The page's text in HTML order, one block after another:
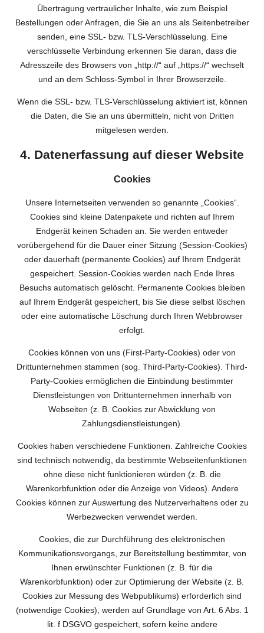
Übertragung vertraulicher Inhalte, wie zum Beispiel
Bestellungen oder Anfragen, die Sie an uns als Seitenbetreiber
senden, eine SSL- bzw. TLS-Verschlüsselung. Eine
verschlüsselte Verbindung erkennen Sie daran, dass die
Adresszeile des Browsers von „http://“ auf „https://“ wechselt
und an dem Schloss-Symbol in Ihrer Browserzeile.
Wenn die SSL- bzw. TLS-Verschlüsselung aktiviert ist, können
die Daten, die Sie an uns übermitteln, nicht von Dritten
mitgelesen werden.
4. Datenerfassung auf dieser Website
Cookies
Unsere Internetseiten verwenden so genannte „Cookies“.
Cookies sind kleine Datenpakete und richten auf Ihrem
Endgerät keinen Schaden an. Sie werden entweder
vorübergehend für die Dauer einer Sitzung (Session-Cookies)
oder dauerhaft (permanente Cookies) auf Ihrem Endgerät
gespeichert. Session-Cookies werden nach Ende Ihres
Besuchs automatisch gelöscht. Permanente Cookies bleiben
auf Ihrem Endgerät gespeichert, bis Sie diese selbst löschen
oder eine automatische Löschung durch Ihren Webbrowser
erfolgt.
Cookies können von uns (First-Party-Cookies) oder von
Drittunternehmen stammen (sog. Third-Party-Cookies). Third-
Party-Cookies ermöglichen die Einbindung bestimmter
Dienstleistungen von Drittunternehmen innerhalb von
Webseiten (z. B. Cookies zur Abwicklung von
Zahlungsdienstleistungen).
Cookies haben verschiedene Funktionen. Zahlreiche Cookies
sind technisch notwendig, da bestimmte Webseitenfunktionen
ohne diese nicht funktionieren würden (z. B. die
Warenkorbfunktion oder die Anzeige von Videos). Andere
Cookies können zur Auswertung des Nutzerverhaltens oder zu
Werbezwecken verwendet werden.
Cookies, die zur Durchführung des elektronischen
Kommunikationsvorgangs, zur Bereitstellung bestimmter, von
Ihnen erwünschter Funktionen (z. B. für die
Warenkorbfunktion) oder zur Optimierung der Website (z. B.
Cookies zur Messung des Webpublikums) erforderlich sind
(notwendige Cookies), werden auf Grundlage von Art. 6 Abs. 1
lit. f DSGVO gespeichert, sofern keine andere